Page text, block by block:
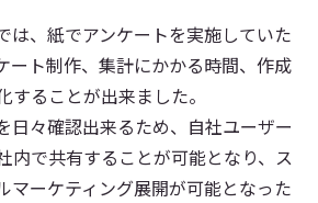
は、紙でアンケートを実施していた
ート制作、集計にかかる時間、作成
することが出来ました。
日々確認出来るため、自社ユーザー
内で共有することが可能となり、ス
マーケティング展開が可能となった